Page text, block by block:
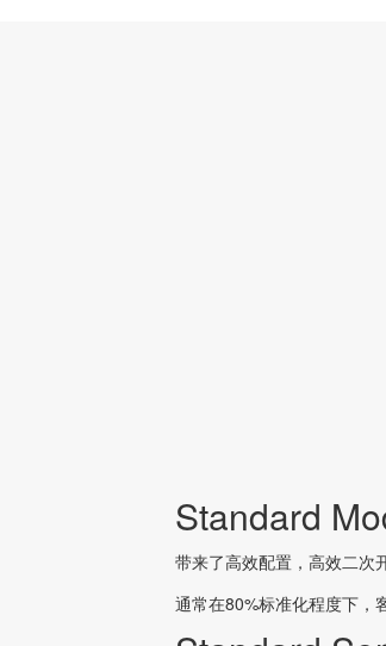
Standard
带来了高效配置，高效二次
通常在80%标准化程度下，